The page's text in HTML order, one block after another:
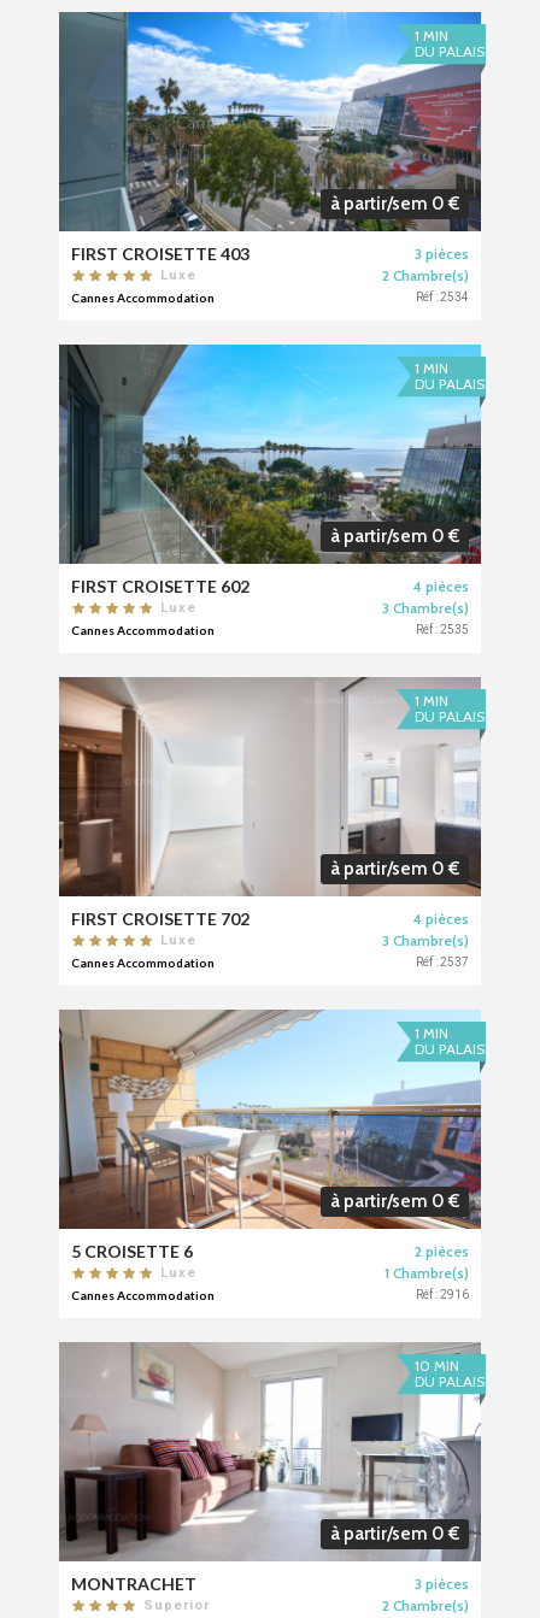
1 MIN
DU PALAIS
à partir/sem 0 €
FIRST CROISETTE 403 3 pièces
Luxe 2 Chambre(s)
Cannes Accommodation Réf : 2534
1 MIN
DU PALAIS
à partir/sem 0 €
FIRST CROISETTE 602 4 pièces
Luxe 3 Chambre(s)
Cannes Accommodation Réf : 2535
1 MIN
DU PALAIS
à partir/sem 0 €
FIRST CROISETTE 702 4 pièces
Luxe 3 Chambre(s)
Cannes Accommodation Réf : 2537
1 MIN
DU PALAIS
à partir/sem 0 €
5 CROISETTE 6 2 pièces
Luxe 1 Chambre(s)
Cannes Accommodation Réf : 2916
10 MIN
DU PALAIS
à partir/sem 0 €
MONTRACHET 3 pièces
Superior 2 Chambre(s)